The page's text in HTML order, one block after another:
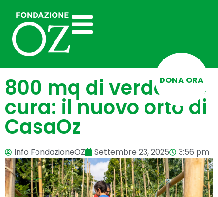
DONA ORA
800 mq di verde che
cura: il nuovo orto di
CasaOz
Info FondazioneOZ Settembre 23, 2025 3:56 pm